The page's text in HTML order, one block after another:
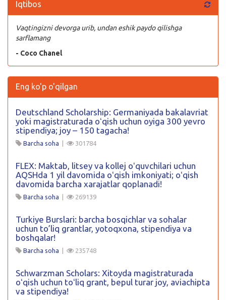
Iqtibos
Vaqtingizni devorga urib, undan eshik paydo qilishga
sarflamang
- Coco Chanel
Eng ko'p o'qilgan
Deutschland Scholarship: Germaniyada bakalavriat
yoki magistraturada oʻqish uchun oyiga 300 yevro
stipendiya; joy – 150 tagacha!
Barcha soha 301784
FLEX: Maktab, litsey va kollej oʻquvchilari uchun
AQSHda 1 yil davomida oʻqish imkoniyati; oʻqish
davomida barcha xarajatlar qoplanadi!
Barcha soha 269139
Turkiye Burslari: barcha bosqichlar va sohalar
uchun to’liq grantlar, yotoqxona, stipendiya va
boshqalar!
Barcha soha 235748
Schwarzman Scholars: Xitoyda magistraturada
oʻqish uchun toʻliq grant, bepul turar joy, aviachipta
va stipendiya!